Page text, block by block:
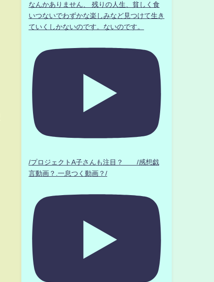
なんかありません、 残りの人生、貧しく食
いつないでわずかな楽しみなど見つけて生き
ていくしかないのです。ないのです。
/プロジェクトA子さんも注目？ /感想戯
言動画？.一息つく動画？/